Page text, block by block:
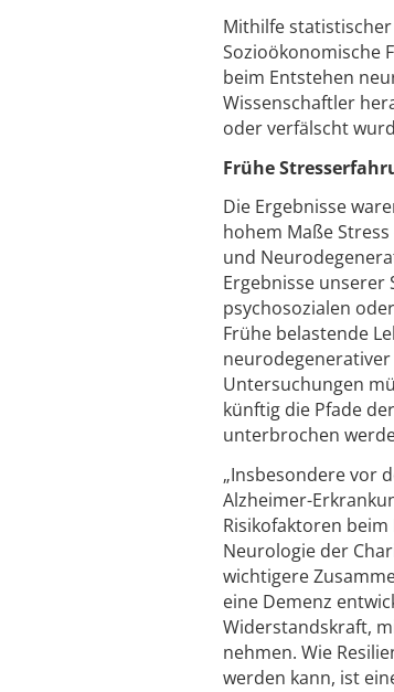
Mithilfe
Sozioökonomische
beim Entstehen
Wissenschaftler
oder verfälscht
Frühe
Die Ergebnisse
hohem Maße
und
Ergebnisse unserer
psychosozialen
Frühe belastende
Untersuchungen
künftig die Pfade
unterbrochen
„Insbesondere vor
Alzheimer-
Risikofaktoren
Neurologie der
wichtigere
eine Demenz
Widerstandskraft,
nehmen. Wie
werden kann, ist